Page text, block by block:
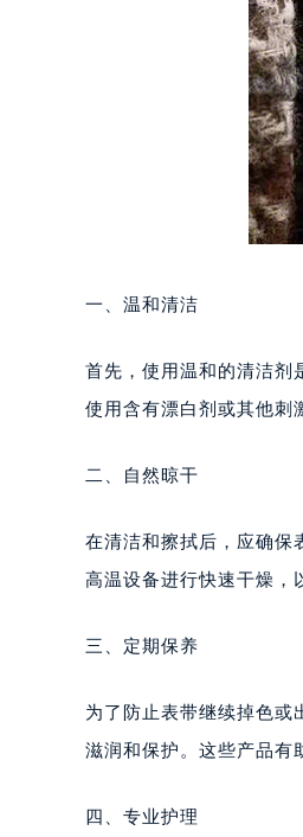
一、温和清洁
首先，使用温和的清洁剂
使用含有漂白剂或其他刺
二、自然晾干
在清洁和擦拭后，应确保
高温设备进行快速干燥，
三、定期保养
为了防止表带继续掉色或
滋润和保护。这些产品有
四、专业护理